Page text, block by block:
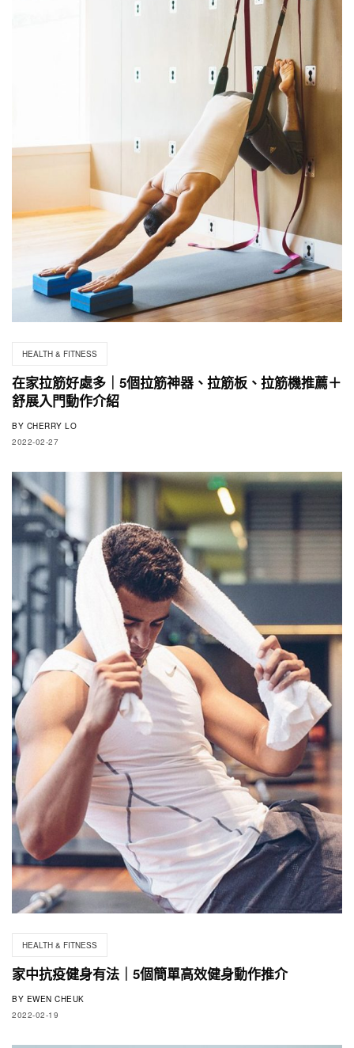
HEALTH & FITNESS
在家拉筋好處多｜5個拉筋神器、拉筋板、拉筋機推薦＋
舒展入門動作介紹
BY CHERRY LO
2022-02-27
HEALTH & FITNESS
家中抗疫健身有法｜5個簡單高效健身動作推介
BY EWEN CHEUK
2022-02-19